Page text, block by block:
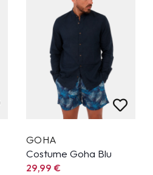
GOHA
Costume Goha Blu
29,99€